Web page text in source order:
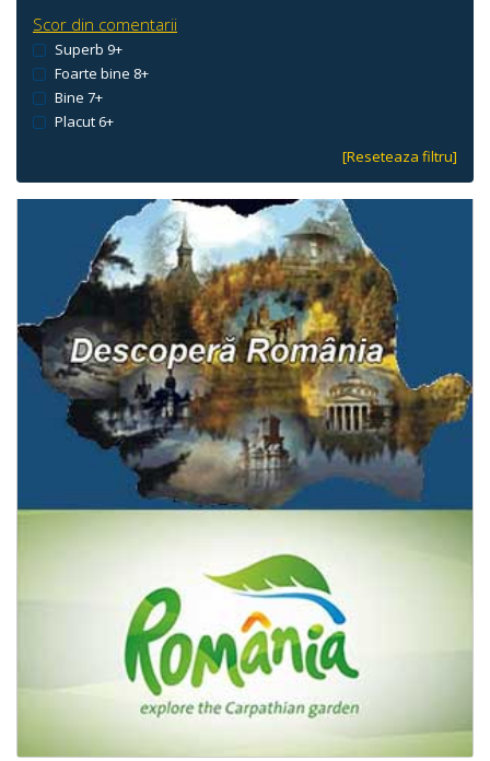
Scor din comentarii
Superb 9+
Foarte bine 8+
Bine 7+
Placut 6+
[Reseteaza filtru]